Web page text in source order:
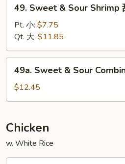
Sweet
Sour
Shrimp
甜
49. Sweet & Sour Shrimp
Pt. 小: $7.75
Qt. 大: $11.85
Sweet
Sour
甜
酸
什
錦
49a. Sweet & Sour
$12.45
Chicken
w. White Rice